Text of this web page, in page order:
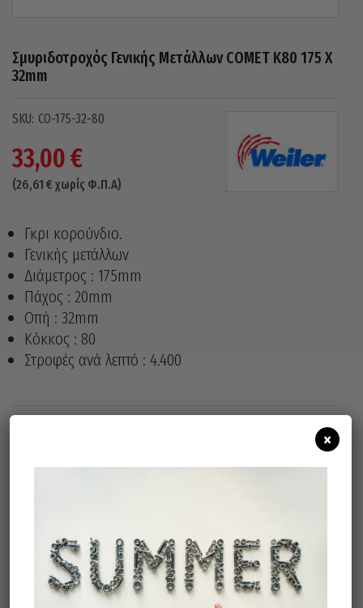
Σμυριδοτροχός Γενικής Μετάλλων COMET Κ80 175 X
32mm
CO-175-32-80
33,00€
(26,61 € χωρίς Φ.Π.Α)
Γκρι κορούνδιο.
Γενικής μετάλλων
Διάμετρος : 175mm
Πάχος : 20mm
Οπή : 32mm
Κόκκος : 80
Στροφές ανά λεπτό : 4.400
Σχετικά προϊόντα
×